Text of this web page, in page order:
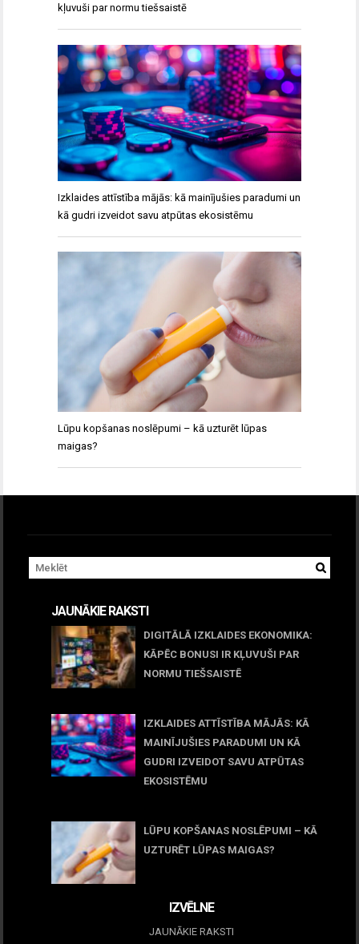
kļuvuši par normu tiešsaistē
Izklaides attīstība mājās: kā mainījušies paradumi un
kā gudri izveidot savu atpūtas ekosistēmu
Lūpu kopšanas noslēpumi – kā uzturēt lūpas
maigas?
JAUNĀKIE RAKSTI
DIGITĀLĀ IZKLAIDES EKONOMIKA:
KĀPĒC BONUSI IR KĻUVUŠI PAR
NORMU TIEŠSAISTĒ
IZKLAIDES ATTĪSTĪBA MĀJĀS: KĀ
MAINĪJUŠIES PARADUMI UN KĀ
GUDRI IZVEIDOT SAVU ATPŪTAS
EKOSISTĒMU
LŪPU KOPŠANAS NOSLĒPUMI – KĀ
UZTURĒT LŪPAS MAIGAS?
IZVĒLNE
JAUNĀKIE RAKSTI